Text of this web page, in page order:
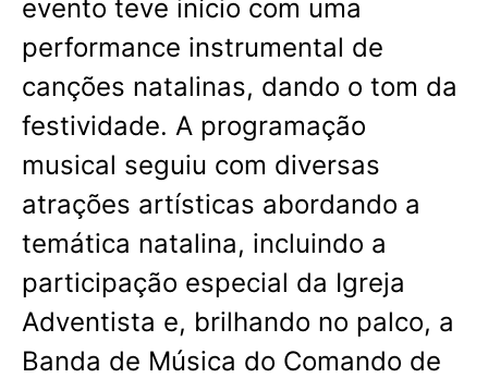
evento teve início com uma
performance instrumental de
canções natalinas, dando o tom da
festividade. A programação
musical seguiu com diversas
atrações artísticas abordando a
temática natalina, incluindo a
participação especial da Igreja
Adventista e, brilhando no palco, a
Banda de Música do Comando de